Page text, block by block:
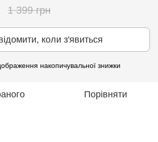
1 399 грн
коли з'явиться
накопичувальної знижки
Порівняти